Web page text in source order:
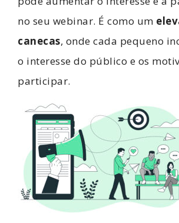
no seu webinar. É como um
canecas, onde cada pequeno
o interesse do público e os
participar.